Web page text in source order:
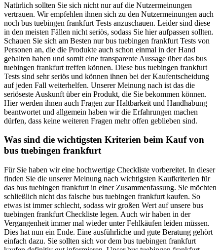
Natürlich sollten Sie sich nicht nur auf die Nutzermeinungen
vertrauen. Wir empfehlen ihnen sich zu den Nutzermeinungen auch
noch bus tuebingen frankfurt Tests anzuschauen. Leider sind diese
in den meisten Fällen nicht seriös, sodass Sie hier aufpassen sollten.
Schauen Sie sich am Besten nur bus tuebingen frankfurt Tests von
Personen an, die die Produkte auch schon einmal in der Hand
gehalten haben und somit eine transparente Aussage über das bus
tuebingen frankfurt treffen können. Diese bus tuebingen frankfurt
Tests sind sehr seriös und können ihnen bei der Kaufentscheidung
auf jeden Fall weiterhelfen. Unserer Meinung nach ist das die
seriöseste Auskunft über ein Produkt, die Sie bekommen können.
Hier werden ihnen auch Fragen zur Haltbarkeit und Handhabung
beantwortet und allgemein haben wir die Erfahrungen machen
dürfen, dass keine weiteren Fragen mehr offen geblieben sind.
Was sind die wichtigsten Kriterien beim Kauf von
bus tuebingen frankfurt
Für Sie haben wir eine hochwertige Checkliste vorbereitet. In dieser
finden Sie die unserer Meinung nach wichtigsten Kaufkriterien für
das bus tuebingen frankfurt in einer Zusammenfassung. Sie möchten
schließlich nicht das falsche bus tuebingen frankfurt kaufen. So
etwas ist immer schlecht, sodass wir großen Wert auf unsere bus
tuebingen frankfurt Checkliste legen. Auch wir haben in der
Vergangenheit immer mal wieder unter Fehlkäufen leiden müssen.
Dies hat nun ein Ende. Eine ausführliche und gute Beratung gehört
einfach dazu. Sie sollten sich vor dem bus tuebingen frankfurt